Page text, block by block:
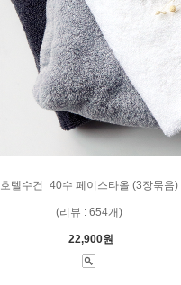
호텔수건_40수 페이스타올 (3장묶음)
(리뷰 : 654개)
22,900원